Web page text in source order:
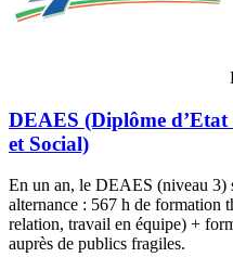
DEAES (Diplôme
et Social)
En un an, le DEAES (niveau 3)
alternance : 567 h de formation
relation, travail en équipe) +
auprès de publics fragiles.